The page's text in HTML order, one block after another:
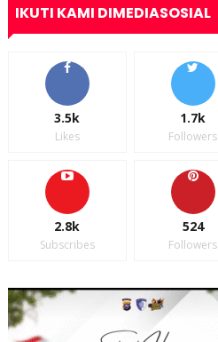
IKUTI KAMI DIMEDIASOSIAL
3.5k
Likes
1.7k
Followers
2.8k
Subscribes
524
Followers